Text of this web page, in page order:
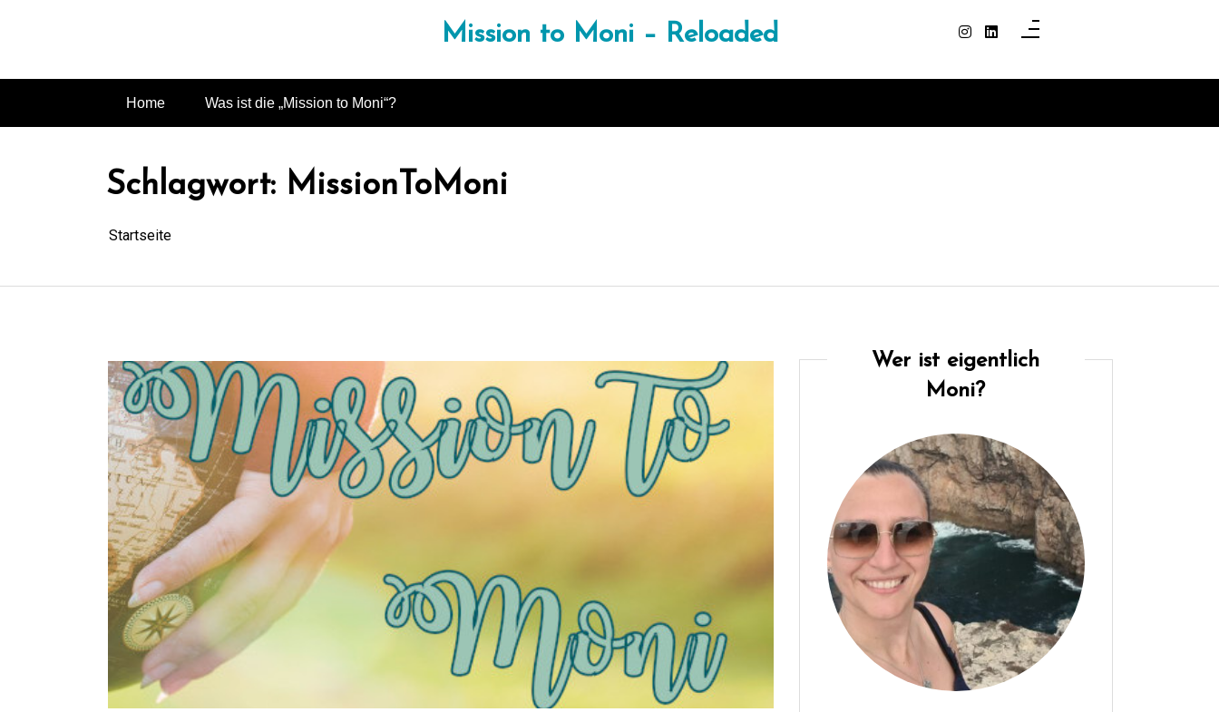
Mission to Moni – Reloaded
Home Was ist die „Mission to Moni“?
Schlagwort: MissionToMoni
Startseite
Wer ist eigentlich
Moni?